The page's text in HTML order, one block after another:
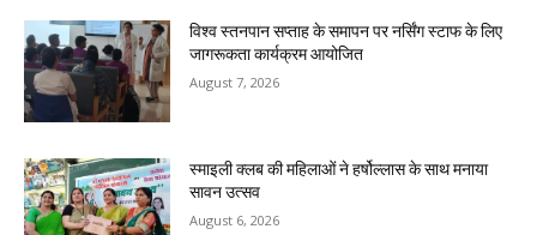
विश्व स्तनपान सप्ताह के समापन पर नर्सिंग स्टाफ के लिए
जागरूकता कार्यक्रम आयोजित
August 7, 2026
स्माइली क्लब की महिलाओं ने हर्षोल्लास के साथ मनाया
सावन उत्सव
August 6, 2026